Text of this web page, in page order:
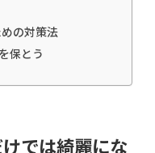
の対策法
保とう
では綺麗にな